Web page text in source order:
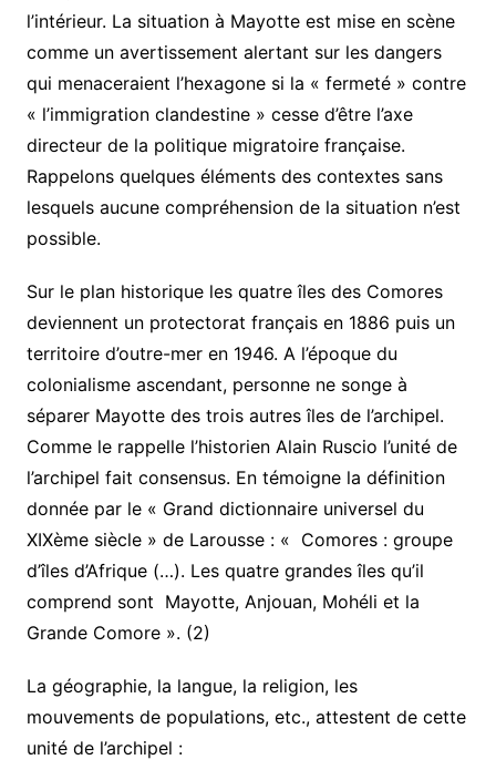
l’intérieur. La situation à Mayotte est mise en scène
comme un avertissement alertant sur les dangers
qui menaceraient l’hexagone si la « fermeté » contre
« l’immigration clandestine » cesse d’être l’axe
directeur de la politique migratoire française.
Rappelons quelques éléments des contextes sans
lesquels aucune compréhension de la situation n’est
possible.
Sur le plan historique les quatre îles des Comores
deviennent un protectorat français en 1886 puis un
territoire d’outre-mer en 1946. A l’époque du
colonialisme ascendant, personne ne songe à
séparer Mayotte des trois autres îles de l’archipel.
Comme le rappelle l’historien Alain Ruscio l’unité de
l’archipel fait consensus. En témoigne la définition
donnée par le « Grand dictionnaire universel du
XIXème siècle » de Larousse : « Comores : groupe
d’îles d’Afrique (…). Les quatre grandes îles qu’il
comprend sont Mayotte, Anjouan, Mohéli et la
Grande Comore ». (2)
La géographie, la langue, la religion, les
mouvements de populations, etc., attestent de cette
unité de l’archipel :